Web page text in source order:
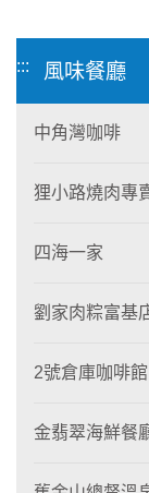
::: 風味餐廳
中角灣咖啡
狸小路燒肉專
四海一家
劉家肉粽富基
2號倉庫咖啡館
金翡翠海鮮餐